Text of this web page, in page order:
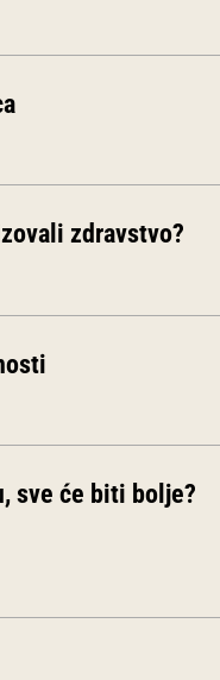
zdravstvo?
sve će biti bolje?